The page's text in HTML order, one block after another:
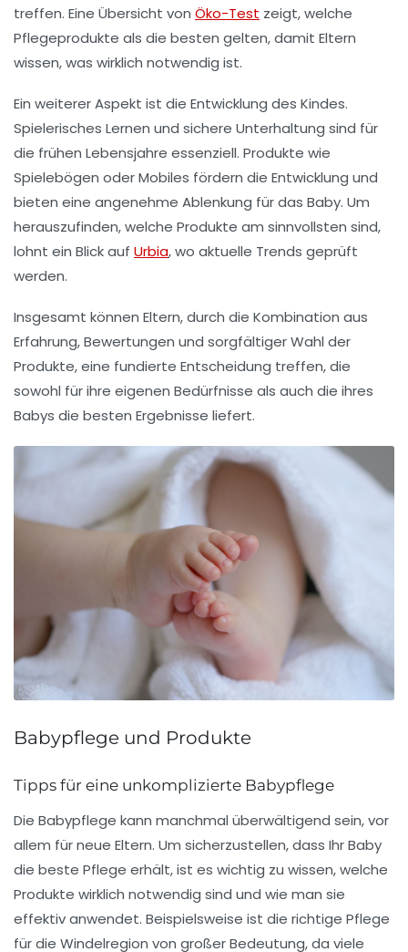
treffen. Eine Übersicht von Öko-Test zeigt, welche
Pflegeprodukte als die besten gelten, damit Eltern
wissen, was wirklich notwendig ist.
Ein weiterer Aspekt ist die Entwicklung des Kindes.
Spielerisches Lernen und sichere Unterhaltung sind für
die frühen Lebensjahre essenziell. Produkte wie
Spielebögen oderMobiles fördern die Entwicklung und
bieten eine angenehme Ablenkung für das Baby. Um
herauszufinden, welche Produkte am sinnvollsten sind,
lohnt ein Blick auf Urbia, wo aktuelle Trends geprüft
werden.
Insgesamt können Eltern, durch die Kombination aus
Erfahrung, Bewertungen und sorgfältiger Wahl der
Produkte, eine fundierte Entscheidung treffen, die
sowohl für ihre eigenen Bedürfnisse als auch die ihres
Babys die besten Ergebnisse liefert.
Babypflege und Produkte
Tipps für eine unkomplizierte Babypflege
Die Babypflege kann manchmal überwältigend sein, vor
allem für neue Eltern. Um sicherzustellen, dass Ihr Baby
die beste Pflege erhält, ist es wichtig zu wissen, welche
Produkte wirklich notwendig sind und wie man sie
effektiv anwendet. Beispielsweise ist die richtige Pflege
für die Windelregion von großer Bedeutung, da viele